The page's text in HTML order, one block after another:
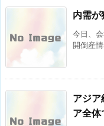
内需が
今日、
開倒産
アジア
ア全体